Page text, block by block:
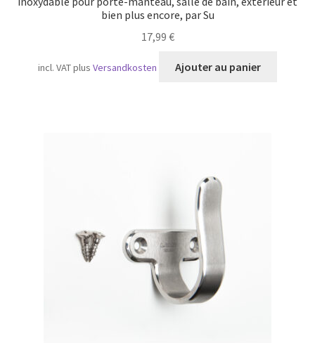
bien plus encore, par Su
17,99 €
incl. VATplusVersandkosten Ajouter au panier